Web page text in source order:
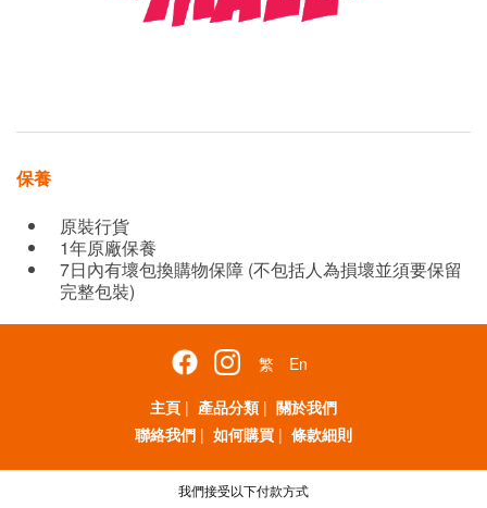
保養
原裝行貨
1年原廠保養
7日內有壞包換購物保障 (不包括人為損壞並須要保留
完整包裝)
繁
En
主頁 | 產品分類 | 關於我們
聯絡我們 | 如何購買 | 條款細則
我們接受以下付款方式